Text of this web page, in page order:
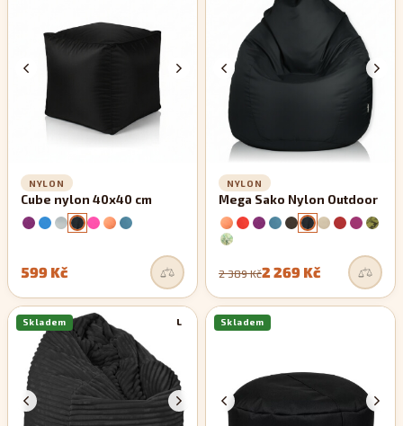
NYLON
Cube nylon 40x40 cm
599 Kč
NYLON
Mega Sako Nylon Outdoor
2 389 Kč2 269 Kč
L
Skladem Skladem